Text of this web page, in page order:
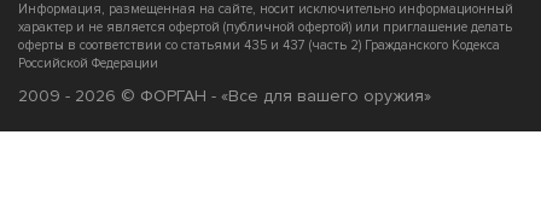
Информация, размещенная на сайте, носит исключительно информационный
характер и не является офертой (публичной офертой) или приглашение делать
оферты в соответствии со статьями 435 и 437 (часть 2) Гражданского Кодекса
Российской Федерации
2009 - 2026 © ФОРГАН - «Все для вашего оружия»